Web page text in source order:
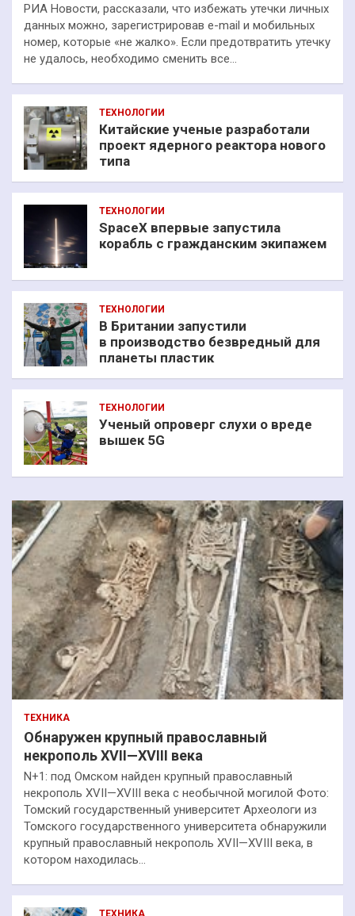
РИА Новости, рассказали, что избежать утечки личных
данных можно, зарегистрировав e-mail и мобильных
номер, которые «не жалко». Если предотвратить утечку
не удалось, необходимо сменить все…
ТЕХНОЛОГИИ
Китайские ученые разработали
проект ядерного реактора нового
типа
ТЕХНОЛОГИИ
SpaceX впервые запустила
корабль с гражданским экипажем
ТЕХНОЛОГИИ
В Британии запустили
в производство безвредный для
планеты пластик
ТЕХНОЛОГИИ
Ученый опроверг слухи о вреде
вышек 5G
ТЕХНИКА
Обнаружен крупный православный
некрополь XVII—XVIII века
N+1: под Омском найден крупный православный
некрополь XVII—XVIII века с необычной могилой Фото:
Томский государственный университет Археологи из
Томского государственного университета обнаружили
крупный православный некрополь XVII—XVIII века, в
котором находилась…
ТЕХНИКА